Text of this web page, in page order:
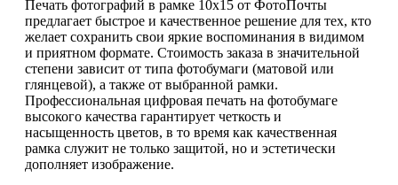
Печать фотографий в рамке 10х15 от ФотоПочты
предлагает быстрое и качественное решение для тех, кто
желает сохранить свои яркие воспоминания в видимом
и приятном формате. Стоимость заказа в значительной
степени зависит от типа фотобумаги (матовой или
глянцевой), а также от выбранной рамки.
Профессиональная цифровая печать на фотобумаге
высокого качества гарантирует четкость и
насыщенность цветов, в то время как качественная
рамка служит не только защитой, но и эстетически
дополняет изображение.